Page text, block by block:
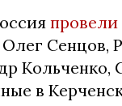
Сенцов,
Кольченко,
в